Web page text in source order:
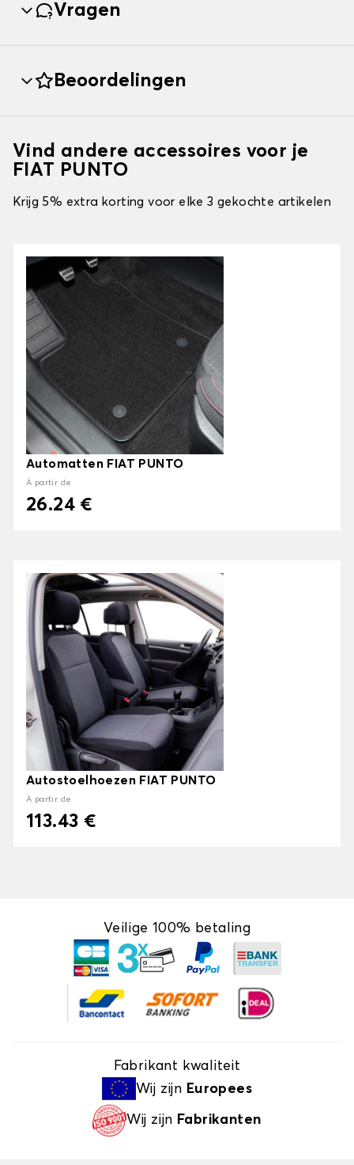
Vragen
Beoordelingen
Vind andere accessoires voor je
FIAT PUNTO
Krijg 5% extra korting voor elke 3 gekochte artikelen
Automatten FIAT PUNTO
À partir de
26.24 €
Autostoelhoezen FIAT PUNTO
À partir de
113.43 €
Veilige 100% betaling
Fabrikant kwaliteit
Wij zijn Europees
Wij zijn Fabrikanten